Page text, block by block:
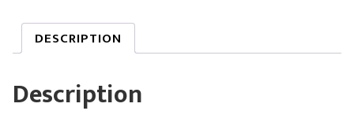
DESCRIPTION
Description